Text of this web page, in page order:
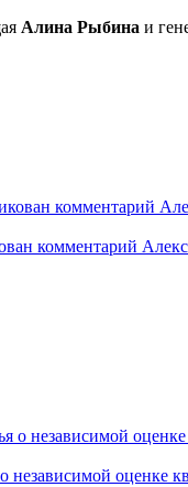
Алина Рыбина и
комментарий
независимой оценке